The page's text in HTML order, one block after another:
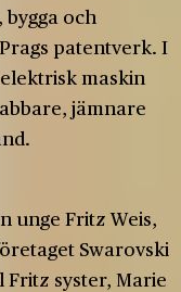
och
patentverk. I
maskin
jämnare
unge Fritz Weis,
Swarovski
Fritz syster, Marie